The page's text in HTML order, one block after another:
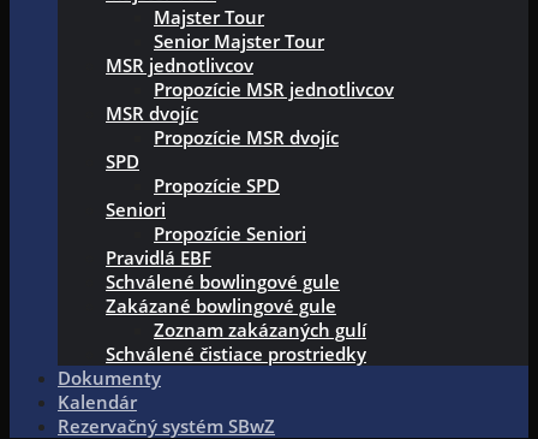
Majster Tour
Senior Majster Tour
MSR jednotlivcov
Propozície MSR jednotlivcov
MSR dvojíc
Propozície MSR dvojíc
SPD
Propozície SPD
Seniori
Propozície Seniori
Pravidlá EBF
Schválené bowlingové gule
Zakázané bowlingové gule
Zoznam zakázaných gulí
Schválené čistiace prostriedky
Dokumenty
Kalendár
Rezervačný systém SBwZ